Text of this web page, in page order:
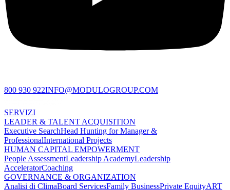
800 930 922INFO@MODULOGROUP.COM
SERVIZI
LEADER & TALENT ACQUISITION
Executive SearchHead Hunting for Manager &
ProfessionalInternational Projects
HUMAN CAPITAL EMPOWERMENT
People AssessmentLeadership AcademyLeadership
AcceleratorCoaching
GOVERNANCE & ORGANIZATION
Analisi di ClimaBoard ServicesFamily BusinessPrivate EquityART